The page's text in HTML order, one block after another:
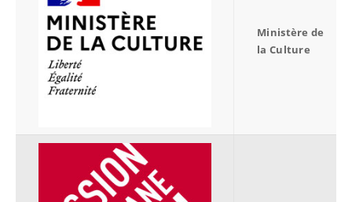
Ministère de
la Culture